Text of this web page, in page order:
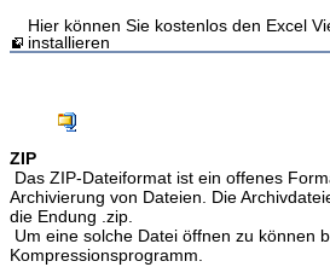
Hier können Sie kostenlos den Excel
installieren
ZIP
Das ZIP-Dateiformat ist ein offenes
Archivierung von Dateien. Die
die Endung .zip.
Um eine solche Datei öffnen zu können
Kompressionsprogramm.